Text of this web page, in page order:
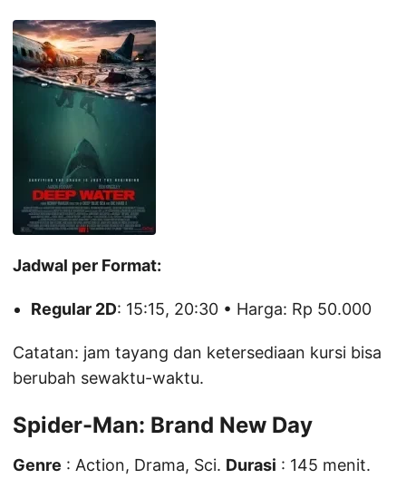
Jadwal per Format:
Regular 2D: 15:15, 20:30 • Harga: Rp 50.000
Catatan: jam tayang dan ketersediaan kursi bisa
berubah sewaktu-waktu.
Spider-Man: Brand New Day
Genre : Action, Drama, Sci. Durasi : 145 menit.